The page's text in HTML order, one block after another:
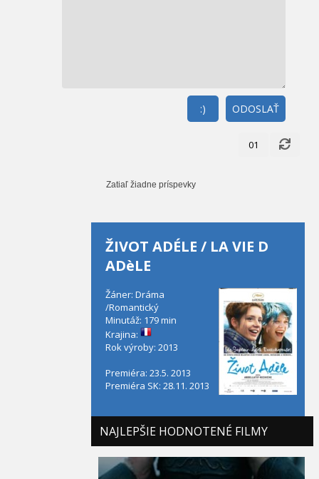
ODOSLAŤ
:)
01
Zatiaľ žiadne príspevky
ŽIVOT ADÉLE / LA VIE D
ADèLE
Žáner: Dráma
/Romantický
Minutáž: 179 min
Krajina:
Rok výroby: 2013
Premiéra: 23.5. 2013
Premiéra SK: 28.11. 2013
NAJLEPŠIE HODNOTENÉ FILMY